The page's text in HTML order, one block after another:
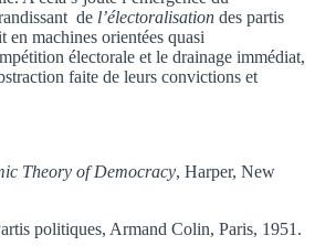
de l’électoralisation des partis
machines orientées quasi
électorale et le drainage immédiat,
faite de leurs convictions et
Theory of Democracy, Harper, New
politiques, Armand Colin, Paris, 1951.